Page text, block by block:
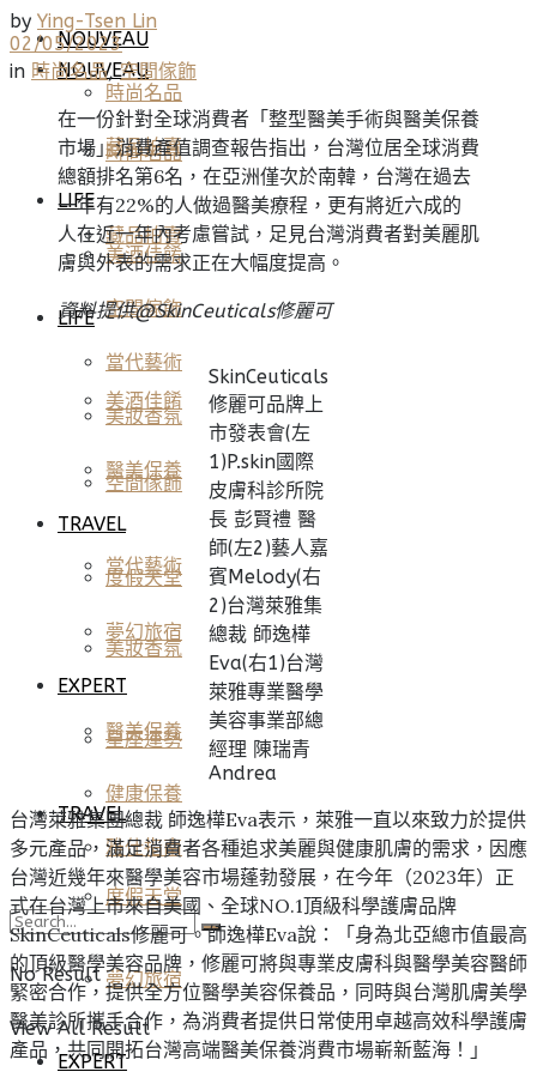
NOUVEAU
時尚名品
藏品拍賣
LIFE
美酒佳餚
空間傢飾
當代藝術
美妝香氛
醫美保養
TRAVEL
度假天堂
夢幻旅宿
EXPERT
NOUVEAU
時尚名品
藏品拍賣
LIFE
美酒佳餚
空間傢飾
當代藝術
美妝香氛
醫美保養
TRAVEL
度假天堂
夢幻旅宿
EXPERT
星座運勢
健康保養
雅仕指南
No Result
View All Result
by Ying-Tsen Lin
02/05/2023
in 時尚名品,空間傢飾
在一份針對全球消費者「整型醫美手術與醫美保養
市場」消費產值調查報告指出，台灣位居全球消費
總額排名第6名，在亞洲僅次於南韓，台灣在過去
一年有22%的人做過醫美療程，更有將近六成的
人在近一年內考慮嘗試，足見台灣消費者對美麗肌
膚與外表的需求正在大幅度提高。
資料提供@SkinCeuticals修麗可
SkinCeuticals
修麗可品牌上
市發表會(左
1)P.skin國際
皮膚科診所院
長 彭賢禮 醫
師(左2)藝人嘉
賓Melody(右
2)台灣萊雅集
總裁 師逸樺
Eva(右1)台灣
萊雅專業醫學
美容事業部總
經理 陳瑞青
Andrea
台灣萊雅集團總裁 師逸樺Eva表示，萊雅一直以來致力於提供
多元產品，滿足消費者各種追求美麗與健康肌膚的需求，因應
台灣近幾年來醫學美容市場蓬勃發展，在今年（2023年）正
式在台灣上市來自美國、全球NO.1頂級科學護膚品牌
SkinCeuticals修麗可。師逸樺Eva說：「身為北亞總市值最高
的頂級醫學美容品牌，修麗可將與專業皮膚科與醫學美容醫師
緊密合作，提供全方位醫學美容保養品，同時與台灣肌膚美學
醫美診所攜手合作，為消費者提供日常使用卓越高效科學護膚
產品，共同開拓台灣高端醫美保養消費市場嶄新藍海！」